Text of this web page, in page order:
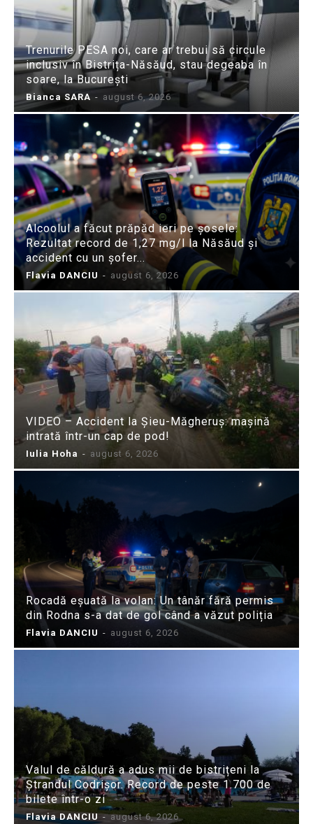
Trenurile PESA noi, care ar trebui să circule
inclusiv în Bistrița-Năsăud, stau degeaba în
soare, la București
Bianca SARA - august 6, 2026
Alcoolul a făcut prăpăd ieri pe șosele:
Rezultat record de 1,27 mg/l la Năsăud și
accident cu un șofer...
Flavia DANCIU - august 6, 2026
VIDEO – Accident la Șieu-Măgheruș: mașină
intrată într-un cap de pod!
Iulia Hoha - august 6, 2026
Rocadă eșuată la volan: Un tânăr fără permis
din Rodna s-a dat de gol când a văzut poliția
Flavia DANCIU - august 6, 2026
Valul de căldură a adus mii de bistrițeni la
Ștrandul Codrișor. Record de peste 1.700 de
bilete într-o zi
Flavia DANCIU - august 6, 2026